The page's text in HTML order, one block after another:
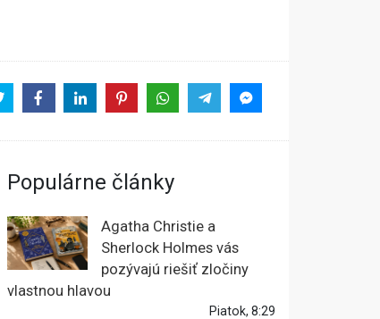
Populárne články
Agatha Christie a
Sherlock Holmes vás
pozývajú riešiť zločiny
vlastnou hlavou
Piatok, 8:29